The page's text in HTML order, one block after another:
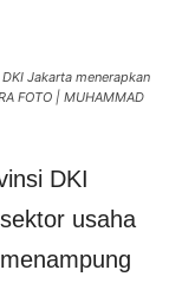
Jakarta menerapkan
FOTO | MUHAMMAD
DKI
usaha